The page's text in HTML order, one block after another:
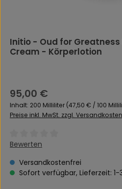
Initio - Oud for Greatness
Cream - Körperlotion
Regulärer Preis:
95,00 €
Inhalt: 200 Milliliter (47,50 € / 100
Preise inkl. MwSt. zzgl. Versandkosten
Durchschnittliche Bewertung
Bewerten
Versandkostenfrei
Sofort verfügbar, Lieferzeit: 1-